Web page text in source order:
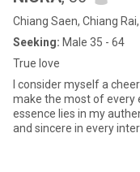
Chiang Saen, Chiang
Seeking: Male 35 - 64
True love
I consider myself a
make the most of every
essence lies in my
and sincere in every